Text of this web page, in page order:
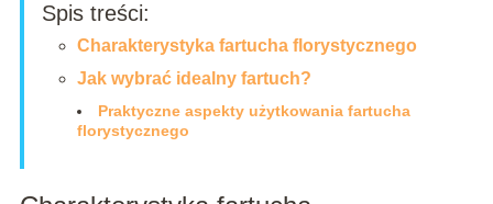
Spis treści:
Charakterystyka fartucha florystycznego
Jak wybrać idealny fartuch?
Praktyczne aspekty użytkowania fartucha
florystycznego